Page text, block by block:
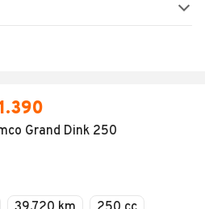
Grand Dink 250